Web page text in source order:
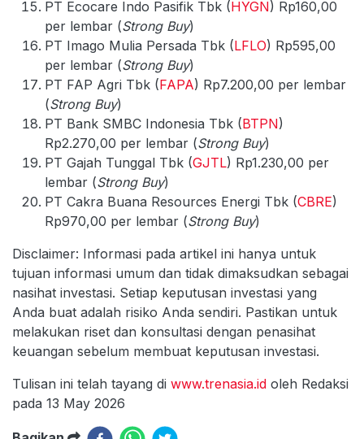
PT Ecocare Indo Pasifik Tbk (HYGN) Rp160,00
per lembar (Strong Buy)
PT Imago Mulia Persada Tbk (LFLO) Rp595,00
per lembar (Strong Buy)
PT FAP Agri Tbk (FAPA) Rp7.200,00 per lembar
(Strong Buy)
PT Bank SMBC Indonesia Tbk (BTPN)
Rp2.270,00 per lembar (Strong Buy)
PT Gajah Tunggal Tbk (GJTL) Rp1.230,00 per
lembar (Strong Buy)
PT Cakra Buana Resources Energi Tbk (CBRE)
Rp970,00 per lembar (Strong Buy)
Disclaimer: Informasi pada artikel ini hanya untuk
tujuan informasi umum dan tidak dimaksudkan sebagai
nasihat investasi. Setiap keputusan investasi yang
Anda buat adalah risiko Anda sendiri. Pastikan untuk
melakukan riset dan konsultasi dengan penasihat
keuangan sebelum membuat keputusan investasi.
Tulisan ini telah tayang di www.trenasia.id oleh Redaksi
pada 13 May 2026